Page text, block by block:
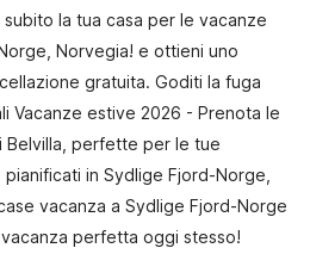
la tua casa per le vacanze
Norvegia! e ottieni uno
gratuita. Goditi la fuga
Vacanze estive 2026 - Prenota le
Belvilla, perfette per le tue
in Sydlige Fjord-Norge,
vacanza a Sydlige Fjord-Norge
perfetta oggi stesso!